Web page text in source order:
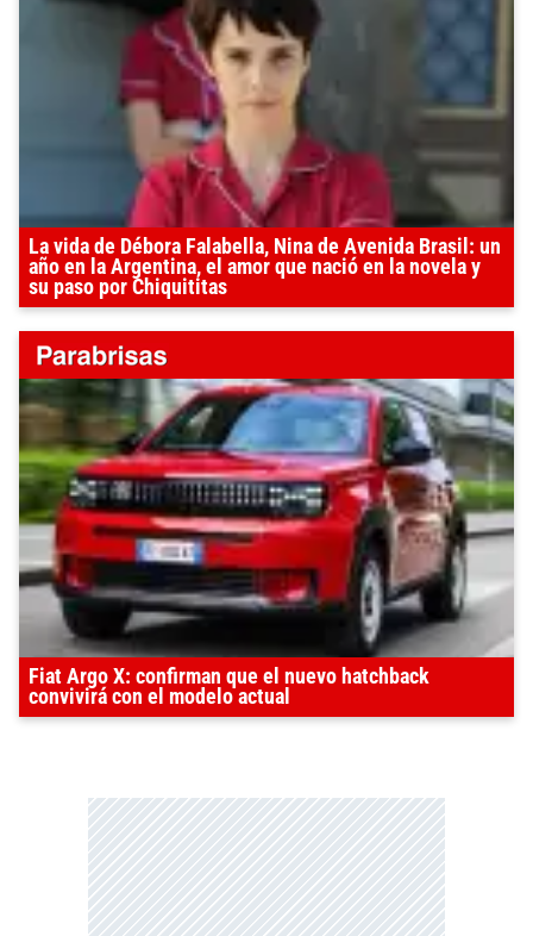
La vida de Débora Falabella, Nina de Avenida Brasil: un
año en la Argentina, el amor que nació en la novela y
su paso por Chiquititas
Fiat Argo X: confirman que el nuevo hatchback
convivirá con el modelo actual